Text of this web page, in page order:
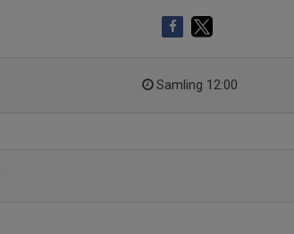
Samling 12:00